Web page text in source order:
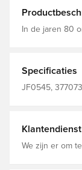
In de jaren 80
Geribbelde
Arsenal Slanke pasvorm 94%
elastaan
Specificaties
JF0545,
Klantendienst
We zijn er om